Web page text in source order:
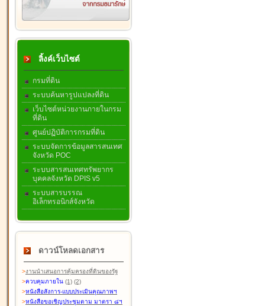
ลิ้งค์เว็บไซต์
กรมที่ดิน
ระบบค้นหารูปแปลงที่ดิน
เว็บไซต์หน่วยงานภายในกรม
ที่ดิน
ศูนย์ปฏิบัติการกรมที่ดิน
ระบบจัดการข้อมูลสารสนเทศ
จังหวัด POC
ระบบสารสนเทศทรัพยากร
บุคคลจังหวัด DPIS v5
ระบบสารบรรณ
อิเล็กทรอนิกส์จังหวัด
ดาวน์โหลดเอกสาร
>งานนำเสนอการคุ้มครองที่ดินของรัฐ
>ควบคุมภายใน (1) (2)
>หนังสือสังการ-แบบประเมินคุณภาพฯ
>หนังสือขอเชิญประชุมตาม มาตรา ๘ฯ